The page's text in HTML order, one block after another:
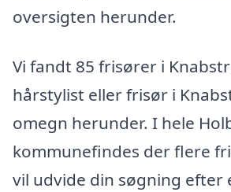
oversigten herunder.
Vi fandt 85 frisører i
hårstylist eller frisør i
omegn herunder. I hele
kommunefindes der flere
vil udvide din søgning efter